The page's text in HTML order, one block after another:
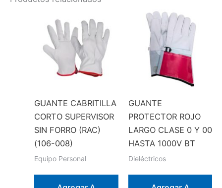
GUANTE CABRITILLA
CORTO SUPERVISOR
SIN FORRO (RAC)
(106-008)
Equipo Personal
GUANTE
PROTECTOR ROJO
LARGO CLASE 0 Y 00
HASTA 1000V BT
Dieléctricos